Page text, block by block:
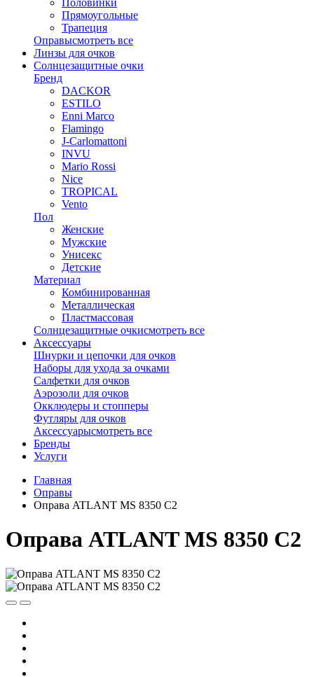
Прямоугольные
Трапеция
Оправысмотреть все
Линзы для очков
Солнцезащитные очки
Бренд
DACKOR
ESTILO
Enni Marco
Flamingo
J-Carlomattoni
INVU
Mario Rossi
Nice
TROPICAL
Vento
Пол
Женские
Мужские
Унисекс
Детские
Материал
Комбинированная
Металлическая
Пластмассовая
Солнцезащитные очкисмотреть все
Аксессуары
Шнурки и цепочки для очков
Наборы для ухода за очками
Салфетки для очков
Аэрозоли для очков
Окклюдеры и стопперы
Футляры для очков
Аксессуарысмотреть все
Бренды
Услуги
Главная
Оправы
Оправа ATLANT MS 8350 C2
Оправа ATLANT MS 8350 C2